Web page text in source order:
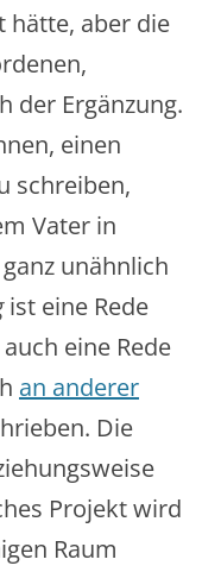
hätte, aber die
der Ergänzung.
einen
schreiben,
Vater in
unähnlich
ist eine Rede
eine Rede
an anderer
Die
Projekt wird
Raum